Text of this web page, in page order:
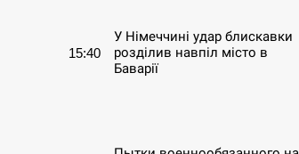
15:40
У Німеччині удар блискавки
розділив навпіл місто в
Баварії